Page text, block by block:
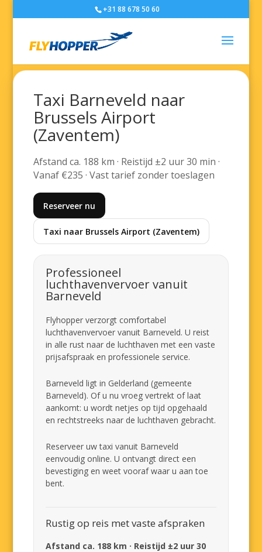
+31 88 678 50 60
Taxi Barneveld naar
Brussels Airport
(Zaventem)
Afstand ca. 188 km · Reistijd ±2 uur 30 min ·
Vanaf €235 · Vast tarief zonder toeslagen
Reserveer nu
Taxi naar Brussels Airport (Zaventem)
Professioneel
luchthavenvervoer vanuit
Barneveld
Flyhopper verzorgt comfortabel
luchthavenvervoer vanuit Barneveld. U reist
in alle rust naar de luchthaven met een vaste
prijsafspraak en professionele service.
Barneveld ligt in Gelderland (gemeente
Barneveld). Of u nu vroeg vertrekt of laat
aankomt: u wordt netjes op tijd opgehaald
en rechtstreeks naar de luchthaven gebracht.
Reserveer uw taxi vanuit Barneveld
eenvoudig online. U ontvangt direct een
bevestiging en weet vooraf waar u aan toe
bent.
Rustig op reis met vaste afspraken
Afstand ca. 188 km · Reistijd ±2 uur 30